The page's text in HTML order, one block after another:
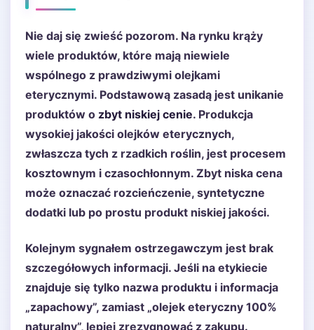
Nie daj się zwieść pozorom. Na rynku krąży
wiele produktów, które mają niewiele
wspólnego z prawdziwymi olejkami
eterycznymi. Podstawową zasadą jest unikanie
produktów o zbyt niskiej cenie. Produkcja
wysokiej jakości olejków eterycznych,
zwłaszcza tych z rzadkich roślin, jest procesem
kosztownym i czasochłonnym. Zbyt niska cena
może oznaczać rozcieńczenie, syntetyczne
dodatki lub po prostu produkt niskiej jakości.
Kolejnym sygnałem ostrzegawczym jest brak
szczegółowych informacji. Jeśli na etykiecie
znajduje się tylko nazwa produktu i informacja
„zapachowy”, zamiast „olejek eteryczny 100%
naturalny”, lepiej zrezygnować z zakupu.